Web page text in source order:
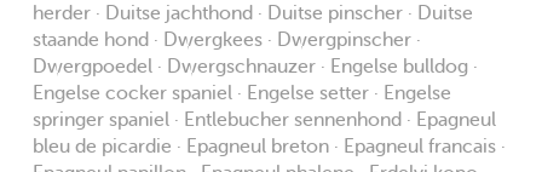
herder · Duitse jachthond · Duitse pinscher · Duitse
staande hond · Dwergkees · Dwergpinscher ·
Dwergpoedel · Dwergschnauzer · Engelse bulldog ·
Engelse cocker spaniel · Engelse setter · Engelse
springer spaniel · Entlebucher sennenhond · Epagneul
bleu de picardie · Epagneul breton · Epagneul francais ·